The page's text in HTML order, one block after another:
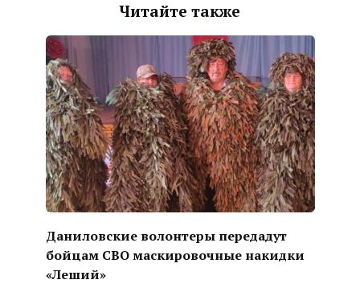
Читайте также
Даниловские волонтеры передадут
бойцам СВО маскировочные накидки
«Леший»